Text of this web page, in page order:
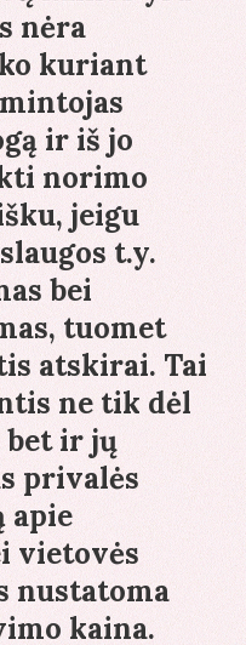
nėra
kuriant
ir iš jo
norimo
jeigu
t.y.
bei
tuomet
atskirai. Tai
ne tik dėl
bet ir jų
privalės
apie
vietovės
nustatoma
kaina.